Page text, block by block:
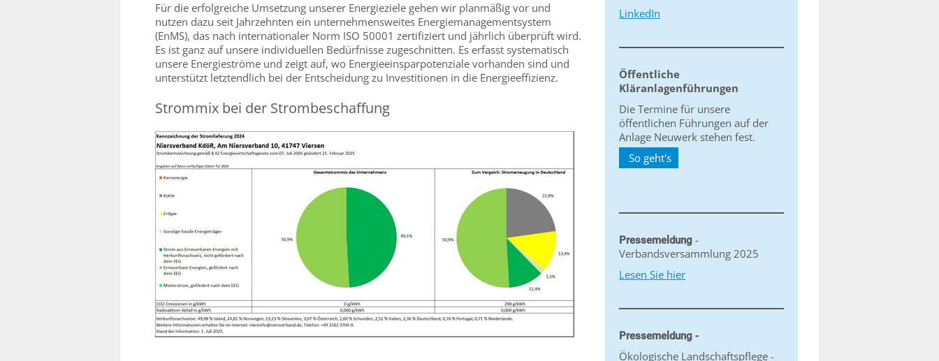
Für die erfolgreiche Umsetzung unserer Energieziele gehen wir planmäßig vor und
nutzen dazu seit Jahrzehnten ein unternehmensweites Energiemanagementsystem
(EnMS), das nach internationaler Norm ISO 50001 zertifiziert und jährlich überprüft wird.
Es ist ganz auf unsere individuellen Bedürfnisse zugeschnitten. Es erfasst systematisch
unsere Energieströme und zeigt auf, wo Energieeinsparpotenziale vorhanden sind und
unterstützt letztendlich bei der Entscheidung zu Investitionen in die Energieeffizienz.
Strommix bei der Strombeschaffung
LinkedIn
Öffentliche
Kläranlagenführungen
Die Termine für unsere
öffentlichen Führungen auf der
Anlage Neuwerk stehen fest.
So geht's
Pressemeldung -
Verbandsversammlung 2025
Lesen Sie hier
Pressemeldung -
Ökologische Landschaftspflege -